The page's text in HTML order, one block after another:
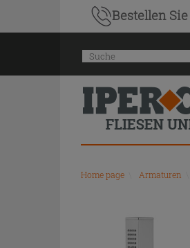
Bestellen Sie
Home page Armaturen